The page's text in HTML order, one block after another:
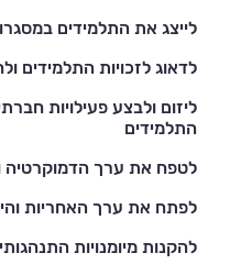
לייצג את התלמידים
לדאוג לזכויות התלמידים
ליזום ולבצע פעילויות
התלמידים
לטפח את ערך הדמוקרטיה
לפתח את ערך האחריות
להקנות מיומנויות